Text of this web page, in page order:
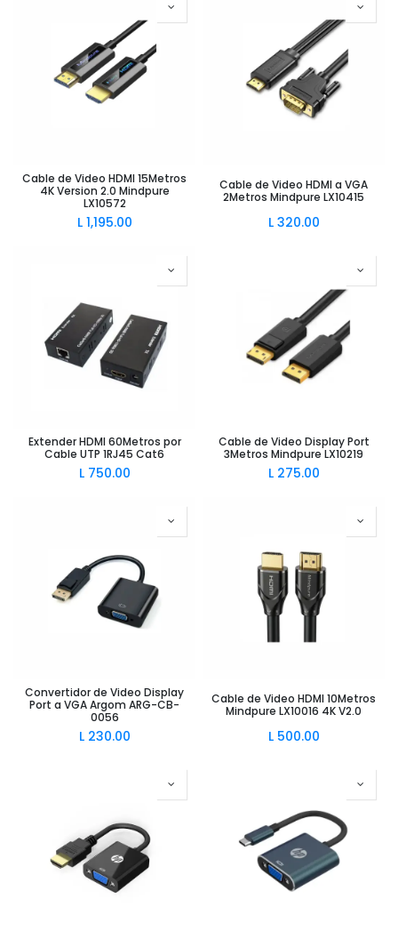
Cable de Video HDMI 15Metros
4K Version 2.0 Mindpure
LX10572
L 1,195.00
Cable de Video HDMI a VGA
2Metros Mindpure LX10415
L 320.00
Extender HDMI 60Metros por
Cable UTP 1RJ45 Cat6
L 750.00
Cable de Video Display Port
3Metros Mindpure LX10219
L 275.00
Convertidor de Video Display
Port a VGA Argom ARG-CB-
0056
L 230.00
Cable de Video HDMI 10Metros
Mindpure LX10016 4K V2.0
L 500.00